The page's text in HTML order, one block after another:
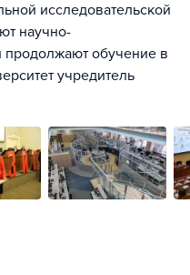
исследовательской
научно-
продолжают обучение в
учредитель